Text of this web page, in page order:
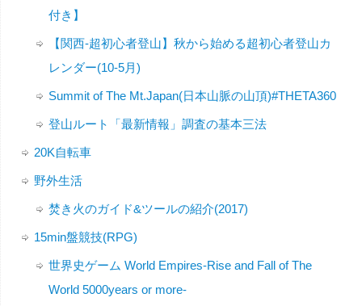
付き】
【関西-超初心者登山】秋から始める超初心者登山カ
レンダー(10-5月)
Summit of The Mt.Japan(日本山脈の山頂)#THETA360
登山ルート「最新情報」調査の基本三法
20K自転車
野外生活
焚き火のガイド&ツールの紹介(2017)
15min盤競技(RPG)
世界史ゲーム World Empires-Rise and Fall of The
World 5000years or more-